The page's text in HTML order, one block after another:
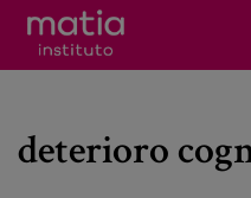
Investigación
deterioro